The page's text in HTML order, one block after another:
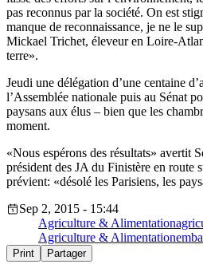
pas reconnus par la société. On est
manque de reconnaissance, je ne le
Mickael Trichet, éleveur en Loire-
terre».
Jeudi une délégation d’une centaine
l’Assemblée nationale puis au Sénat
paysans aux élus – bien que les
moment.
«Nous espérons des résultats» avertit
président des JA du Finistère en route
prévient: «désolé les Parisiens, les
Sep 2, 2015 - 15:44
Agriculture & Alimentation
Agriculture & Alimentation
Print Partager